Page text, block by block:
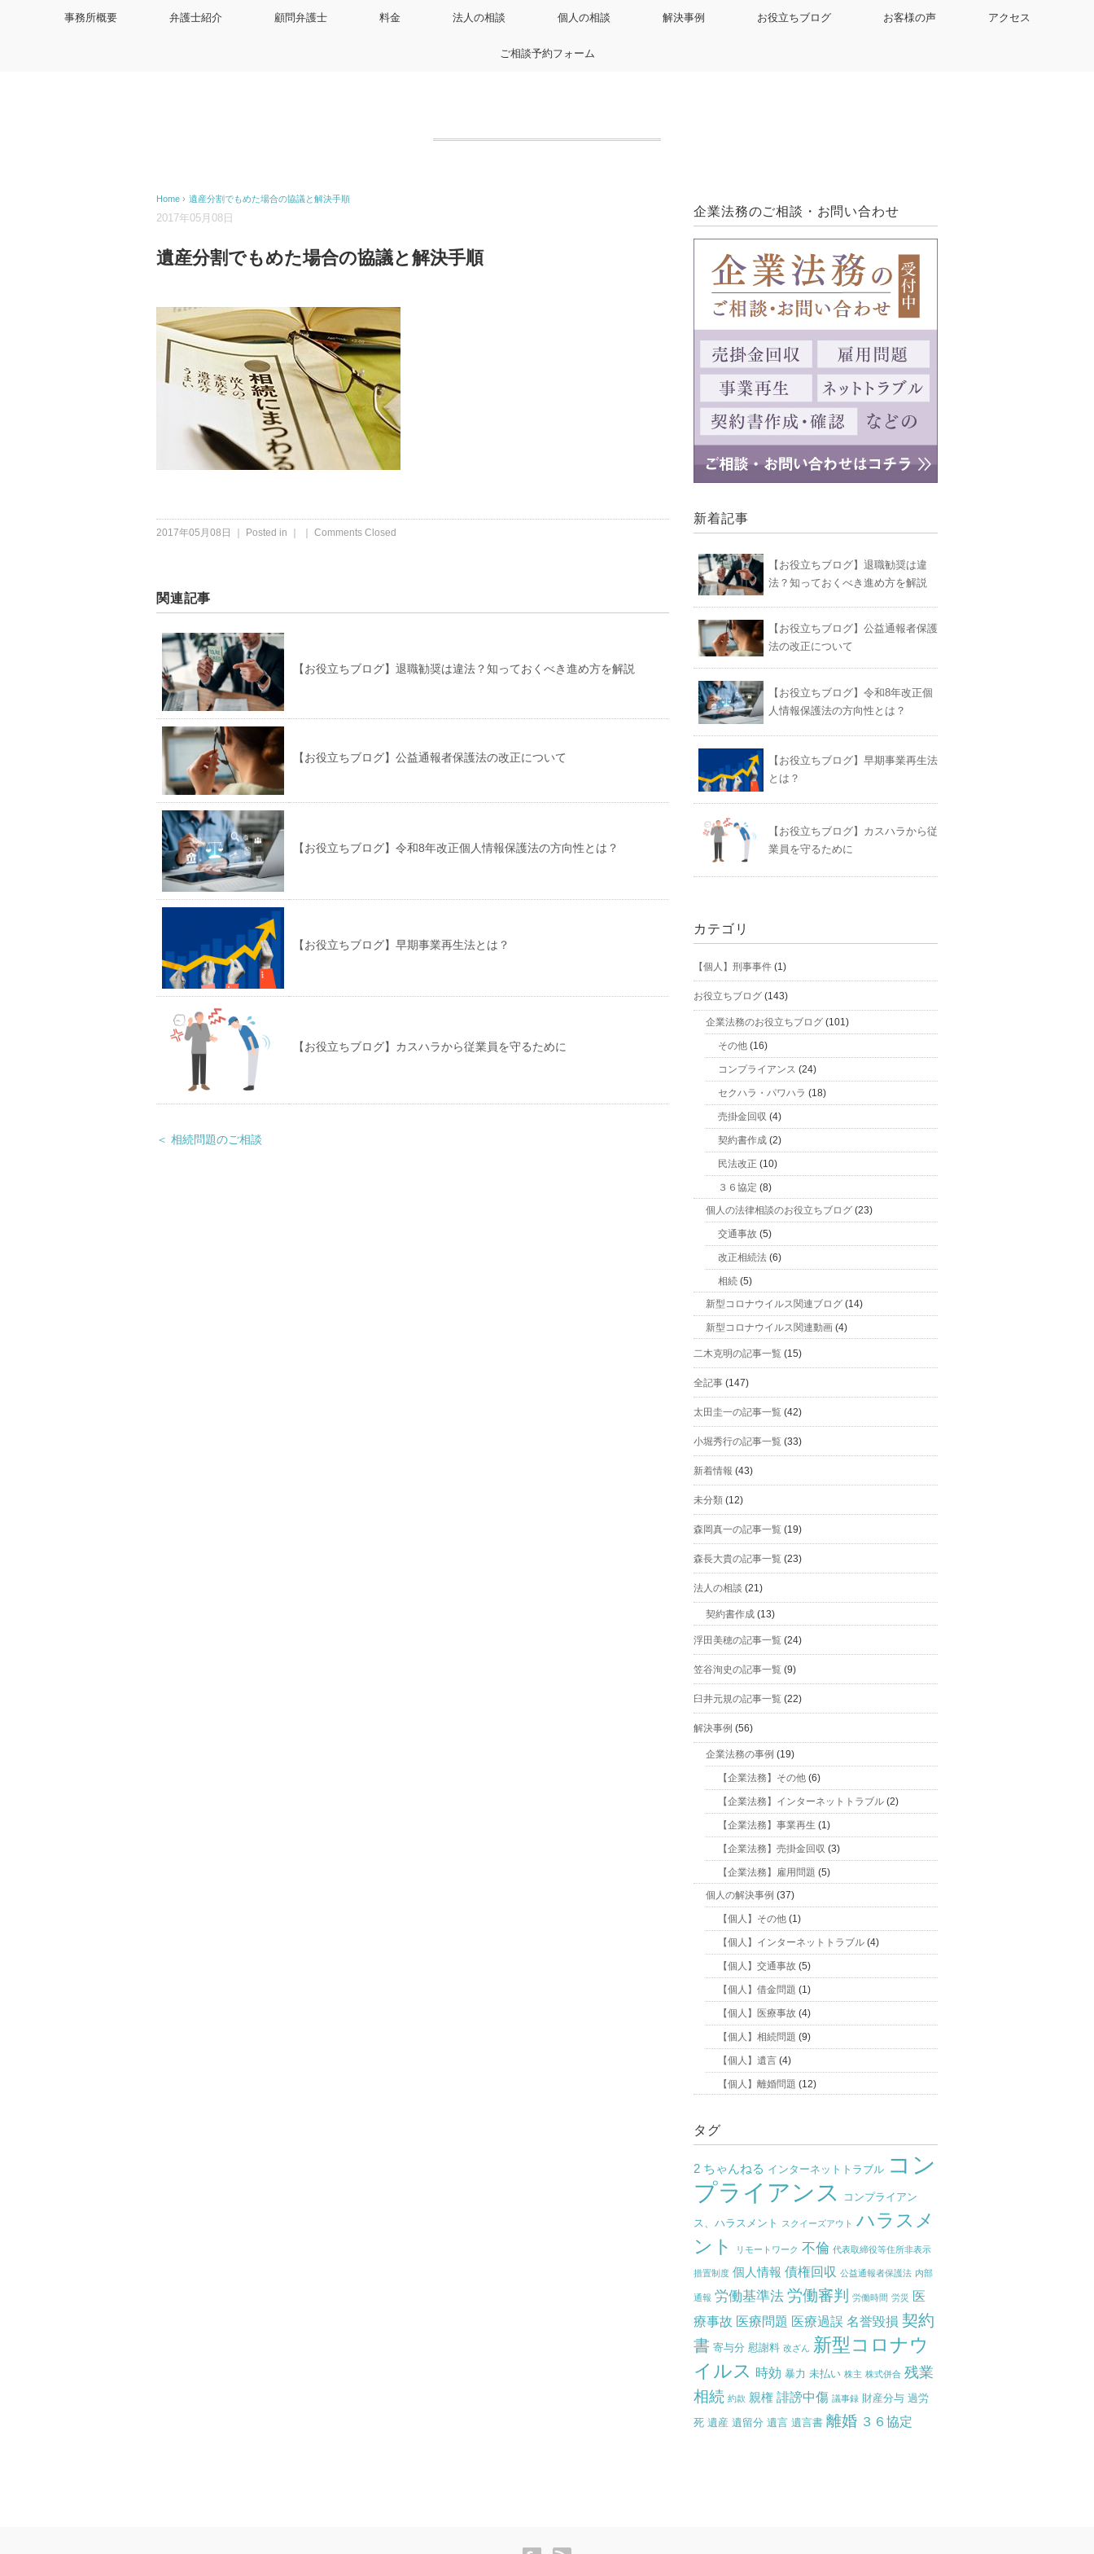
事務所概要 弁護士紹介 顧問弁護士 料金 法人の相談 個人の相談 解決事例 お役立ちブログ お客様の声 アクセス
ご相談予約フォーム
Home › 遺産分割でもめた場合の協議と解決手順
2017年05月08日
遺産分割でもめた場合の協議と解決手順
2017年05月08日 ｜ Posted in ｜ ｜ Comments Closed
関連記事
【お役立ちブログ】退職勧奨は違法？知っておくべき進め方を解説
【お役立ちブログ】公益通報者保護法の改正について
【お役立ちブログ】令和8年改正個人情報保護法の方向性とは？
【お役立ちブログ】早期事業再生法とは？
【お役立ちブログ】カスハラから従業員を守るために
＜ 相続問題のご相談
企業法務のご相談・お問い合わせ
新着記事
【お役立ちブログ】退職勧奨は違
法？知っておくべき進め方を解説
【お役立ちブログ】公益通報者保護
法の改正について
【お役立ちブログ】令和8年改正個
人情報保護法の方向性とは？
【お役立ちブログ】早期事業再生法
とは？
【お役立ちブログ】カスハラから従
業員を守るために
カテゴリ
【個人】刑事事件 (1)
お役立ちブログ (143)
企業法務のお役立ちブログ (101)
その他 (16)
コンプライアンス (24)
セクハラ・パワハラ (18)
売掛金回収 (4)
契約書作成 (2)
民法改正 (10)
３６協定 (8)
個人の法律相談のお役立ちブログ (23)
交通事故 (5)
改正相続法 (6)
相続 (5)
新型コロナウイルス関連ブログ (14)
新型コロナウイルス関連動画 (4)
二木克明の記事一覧 (15)
全記事 (147)
太田圭一の記事一覧 (42)
小堀秀行の記事一覧 (33)
新着情報 (43)
未分類 (12)
森岡真一の記事一覧 (19)
森長大貴の記事一覧 (23)
法人の相談 (21)
契約書作成 (13)
浮田美穂の記事一覧 (24)
笠谷洵史の記事一覧 (9)
臼井元規の記事一覧 (22)
解決事例 (56)
企業法務の事例 (19)
【企業法務】その他 (6)
【企業法務】インターネットトラブル (2)
【企業法務】事業再生 (1)
【企業法務】売掛金回収 (3)
【企業法務】雇用問題 (5)
個人の解決事例 (37)
【個人】その他 (1)
【個人】インターネットトラブル (4)
【個人】交通事故 (5)
【個人】借金問題 (1)
【個人】医療事故 (4)
【個人】相続問題 (9)
【個人】遺言 (4)
【個人】離婚問題 (12)
タグ
2 ちゃんねる インターネットトラブル コン
プライアンス
コンプライアン
ス、ハラスメント スクイーズアウト ハラスメ
ント
リモートワーク 不倫 代表取締役等住所非表示
措置制度 個人情報 債権回収 公益通報者保護法 内部
通報 労働基準法 労働審判 労働時間 労災
医
療事故 医療問題 医療過誤 名誉毀損 契約
書 寄与分 慰謝料 改ざん 新型コロナウ
イルス 時効 暴力 未払い 株主 株式併合 残業
相続 約款 親権 誹謗中傷 議事録 財産分与 過労
死 遺産 遺留分 遺言 遺言書 離婚 ３６協定